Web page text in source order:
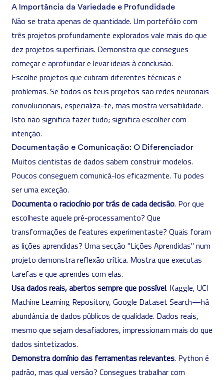
A Importância da Variedade e Profundidade
Não se trata apenas de quantidade. Um portefólio com
três projetos profundamente explorados vale mais do que
dez projetos superficiais. Demonstra que consegues
começar e aprofundar e levar ideias à conclusão.
Escolhe projetos que cubram diferentes técnicas e
problemas. Se todos os teus projetos são redes neuronais
convolucionais, especializa-te, mas mostra versatilidade.
Isto não significa fazer tudo; significa escolher com
intenção.
Documentação e Comunicação: O Diferenciador
Muitos cientistas de dados sabem construir modelos.
Poucos conseguem comunicá-los eficazmente. Tu podes
ser uma exceção.
Documenta o raciocínio por trás de cada decisão. Por que
escolheste aquele pré-processamento? Que
transformações de features experimentaste? Quais foram
as lições aprendidas? Uma secção "Lições Aprendidas" num
projeto demonstra reflexão crítica. Mostra que executas
tarefas e que aprendes com elas.
Usa dados reais, abertos sempre que possível. Kaggle, UCI
Machine Learning Repository, Google Dataset Search—há
abundância de dados públicos de qualidade. Dados reais,
mesmo que sejam desafiadores, impressionam mais do que
dados sintetizados.
Demonstra domínio das ferramentas relevantes. Python é
padrão, mas qual versão? Consegues trabalhar com